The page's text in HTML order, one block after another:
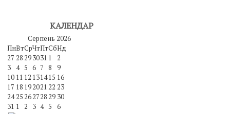
КАЛЕНДАР
Серпень 2026
ПнВтСрЧтПтСбНд
27 28 293031 1
2
3
4 5 6 7 8
9
10 11 12 131415 16
17 18 192021 22 23
24 25 262728 29 30
31 1 2 3 4 5 6